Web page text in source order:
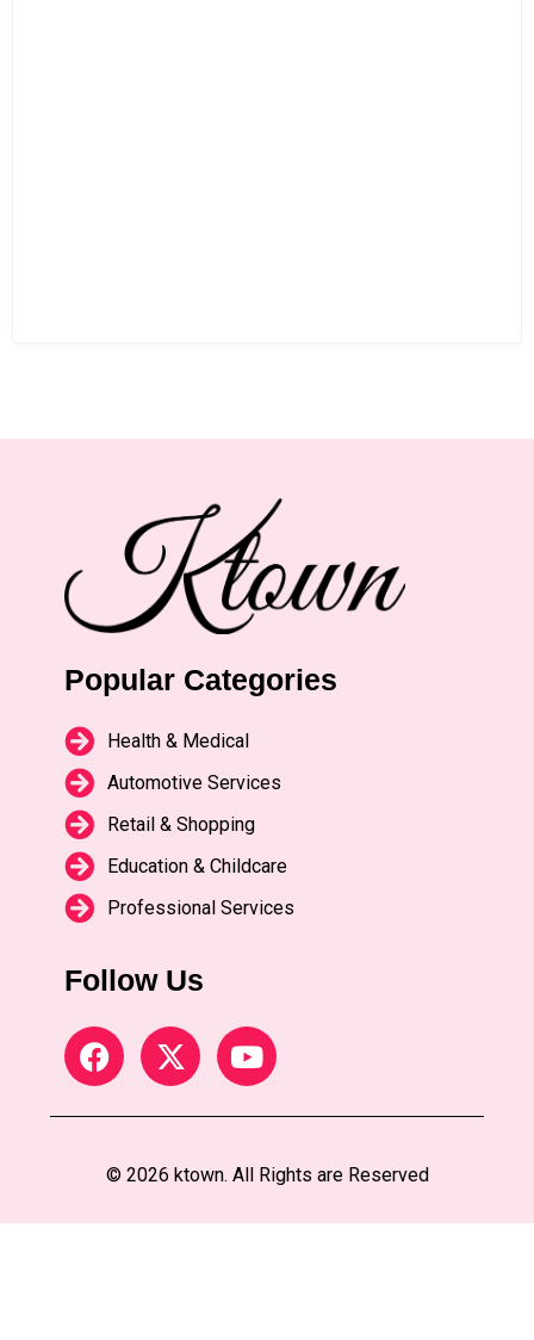
Popular Categories
Health & Medical
Automotive Services
Retail & Shopping
Education & Childcare
Professional Services
Follow Us
© 2026 ktown. All Rights are Reserved